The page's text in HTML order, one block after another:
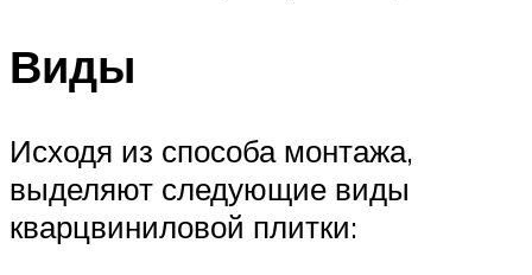
Виды
Исходя из способа монтажа,
выделяют следующие виды
кварцвиниловой плитки: